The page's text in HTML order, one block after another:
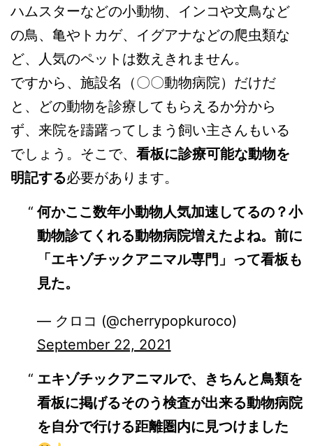
ハムスターなどの小動物、インコや文鳥など
の鳥、亀やトカゲ、イグアナなどの爬虫類な
ど、人気のペットは数えきれません。
ですから、施設名（〇〇動物病院）だけだ
と、どの動物を診療してもらえるか分から
ず、来院を躊躇ってしまう飼い主さんもいる
でしょう。そこで、 看板に診療可能な動物を
明記する必要があります。
何かここ数年小動物人気加速してるの？小
動物診てくれる動物病院増えたよね。前に
「エキゾチックアニマル専門」って看板も
見た。
— クロコ (@cherrypopkuroco)
September 22, 2021
エキゾチックアニマルで、きちんと鳥類を
看板に掲げるそのう検査が出来る動物病院
を自分で行ける距離圏内に見つけました